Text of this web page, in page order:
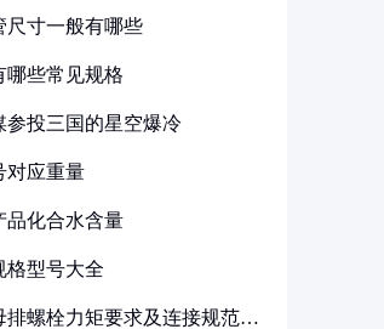
尺寸一般有哪些
哪些常见规格
参投三国的星空爆冷
对应重量
品化合水含量
格型号大全
排螺栓力矩要求及连接规范详